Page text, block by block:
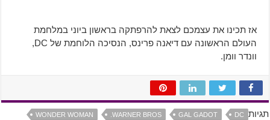
אז תכינו את עצמכם לצאת להרפתקה בראשון ביוני במלחמת
העולם הראשונה עם דיאנה פרינס, הנסיכה הלוחמת של DC,
וונדר וומן.
תגיות DC
GAL GADOT
WARNER BROS.
WONDER WOMAN